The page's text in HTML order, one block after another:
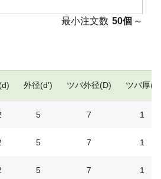
最小注文数 50個 ～
外径(d') ツバ外径(D) ツバ厚(t)
5 7 1
5 7 1
5 7 1